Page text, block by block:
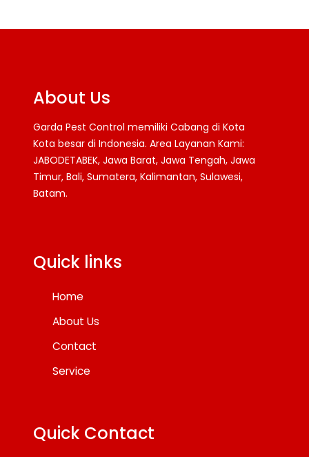
About Us
Garda Pest Control memiliki Cabang di Kota
Kota besar di Indonesia. Area Layanan Kami:
JABODETABEK, Jawa Barat, Jawa Tengah, Jawa
Timur, Bali, Sumatera, Kalimantan, Sulawesi,
Batam.
Quick links
Home
About Us
Contact
Service
Quick Contact